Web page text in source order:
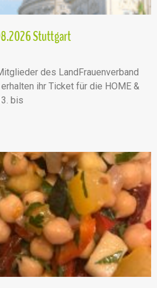
Stuttgart
des LandFrauenverband
ihr Ticket für die HOME &
bis